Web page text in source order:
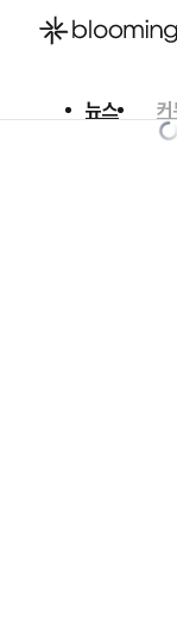
뉴스